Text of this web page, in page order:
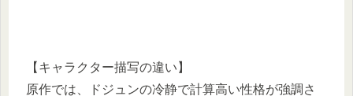
【キャラクター描写の違い】
原作では、ドジュンの冷静で計算高い性格が強調さ